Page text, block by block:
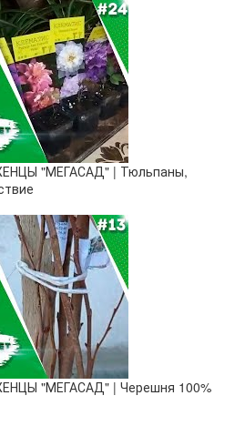
"МЕГАСАД" | Тюльпаны,
"МЕГАСАД" | Черешня 100%